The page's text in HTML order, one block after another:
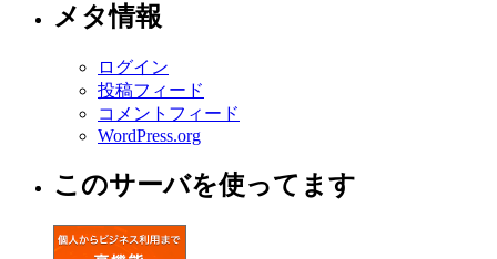
メタ情報
ログイン
投稿フィード
コメントフィード
WordPress.org
このサーバを使ってます